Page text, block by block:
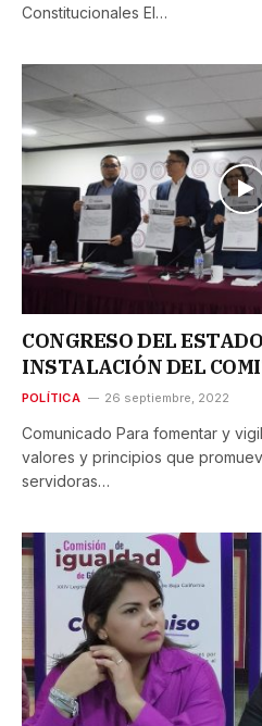
Constitucionales El…
CONGRESO DEL
INSTALACIÓN DEL
POLÍTICA 26 septiembre, 2022
Comunicado Para fomentar y
valores y principios que
servidoras…